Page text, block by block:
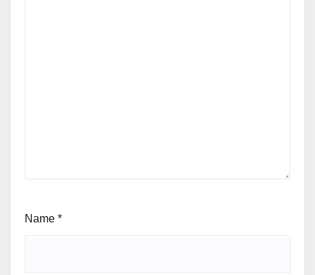
Name *